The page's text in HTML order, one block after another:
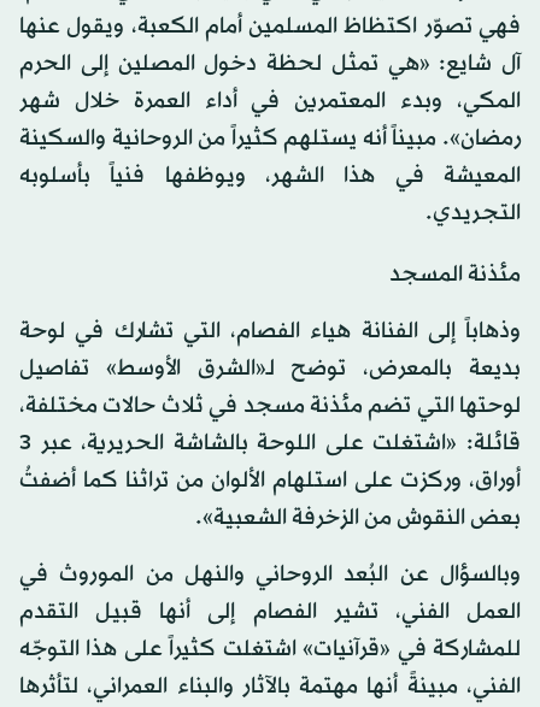
فهي تصوّر اكتظاظ المسلمين أمام الكعبة، ويقول عنها
آل شايع: «هي تمثل لحظة دخول المصلين إلى الحرم
المكي، وبدء المعتمرين في أداء العمرة خلال شهر
رمضان». مبيناً أنه يستلهم كثيراً من الروحانية والسكينة
المعيشة في هذا الشهر، ويوظفها فنياً بأسلوبه
التجريدي.
مئذنة المسجد
وذهاباً إلى الفنانة هياء الفصام، التي تشارك في لوحة
بديعة بالمعرض، توضح لـ«الشرق الأوسط» تفاصيل
لوحتها التي تضم مئذنة مسجد في ثلاث حالات مختلفة،
قائلة: «اشتغلت على اللوحة بالشاشة الحريرية، عبر 3
أوراق، وركزت على استلهام الألوان من تراثنا كما أضفتُ
بعض النقوش من الزخرفة الشعبية».
وبالسؤال عن البُعد الروحاني والنهل من الموروث في
العمل الفني، تشير الفصام إلى أنها قبيل التقدم
للمشاركة في «قرآنيات» اشتغلت كثيراً على هذا التوجّه
الفني، مبينةً أنها مهتمة بالآثار والبناء العمراني، لتأثرها